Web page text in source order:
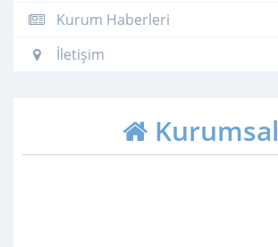
Kurum Haberleri
İletişim
Kurumsal